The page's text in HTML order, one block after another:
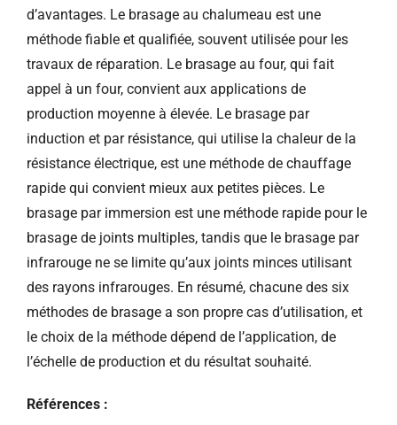
d’avantages. Le brasage au chalumeau est une
méthode fiable et qualifiée, souvent utilisée pour les
travaux de réparation. Le brasage au four, qui fait
appel à un four, convient aux applications de
production moyenne à élevée. Le brasage par
induction et par résistance, qui utilise la chaleur de la
résistance électrique, est une méthode de chauffage
rapide qui convient mieux aux petites pièces. Le
brasage par immersion est une méthode rapide pour le
brasage de joints multiples, tandis que le brasage par
infrarouge ne se limite qu’aux joints minces utilisant
des rayons infrarouges. En résumé, chacune des six
méthodes de brasage a son propre cas d’utilisation, et
le choix de la méthode dépend de l’application, de
l’échelle de production et du résultat souhaité.
Références :